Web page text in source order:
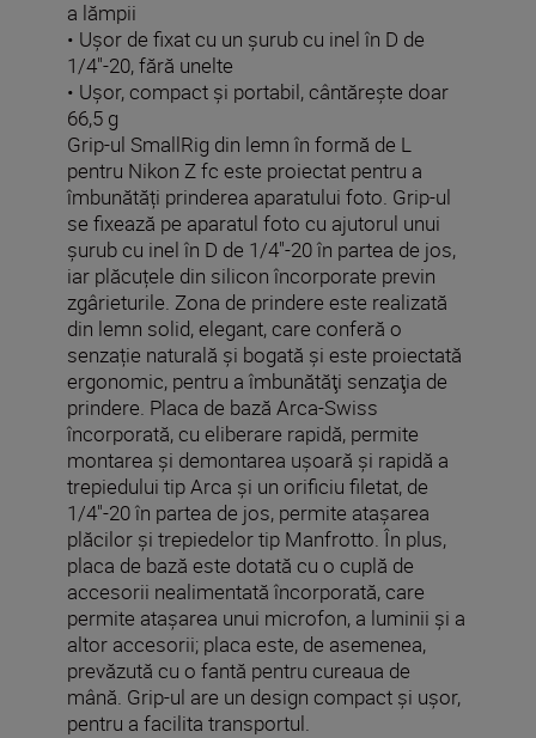
a lămpii
• Ușor de fixat cu un șurub cu inel în D de
1/4"-20, fără unelte
• Uşor, compact şi portabil, cântăreşte doar
66,5 g
Grip-ul SmallRig din lemn în formă de L
pentru Nikon Z fc este proiectat pentru a
îmbunătăți prinderea aparatului foto. Grip-ul
se fixează pe aparatul foto cu ajutorul unui
şurub cu inel în D de 1/4"-20 în partea de jos,
iar plăcuțele din silicon încorporate previn
zgârieturile. Zona de prindere este realizată
din lemn solid, elegant, care conferă o
senzație naturală și bogată şi este proiectată
ergonomic, pentru a îmbunătăţi senzaţia de
prindere. Placa de bază Arca-Swiss
încorporată, cu eliberare rapidă, permite
montarea şi demontarea uşoară şi rapidă a
trepiedului tip Arca şi un orificiu filetat, de
1/4"-20 în partea de jos, permite ataşarea
plăcilor şi trepiedelor tip Manfrotto. În plus,
placa de bază este dotată cu o cuplă de
accesorii nealimentată încorporată, care
permite ataşarea unui microfon, a luminii şi a
altor accesorii; placa este, de asemenea,
prevăzută cu o fantă pentru cureaua de
mână. Grip-ul are un design compact și ușor,
pentru a facilita transportul.